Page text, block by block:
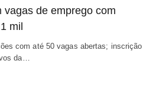
vagas de emprego com
mil
com até 50 vagas abertas; inscrição
da…